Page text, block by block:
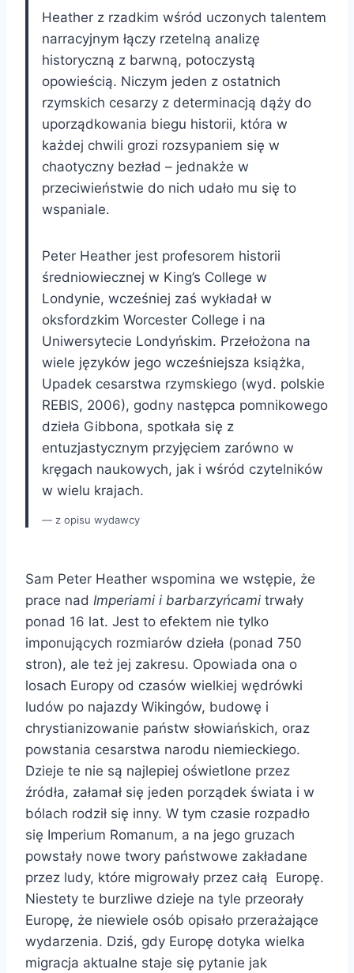
Heather z rzadkim wśród uczonych talentem
narracyjnym łączy rzetelną analizę
historyczną z barwną, potoczystą
opowieścią. Niczym jeden z ostatnich
rzymskich cesarzy z determinacją dąży do
uporządkowania biegu historii, która w
każdej chwili grozi rozsypaniem się w
chaotyczny bezład – jednakże w
przeciwieństwie do nich udało mu się to
wspaniale.
Peter Heather jest profesorem historii
średniowiecznej w King’s College w
Londynie, wcześniej zaś wykładał w
oksfordzkim Worcester College i na
Uniwersytecie Londyńskim. Przełożona na
wiele języków jego wcześniejsza książka,
Upadek cesarstwa rzymskiego (wyd. polskie
REBIS, 2006), godny następca pomnikowego
dzieła Gibbona, spotkała się z
entuzjastycznym przyjęciem zarówno w
kręgach naukowych, jak i wśród czytelników
w wielu krajach.
z opisu wydawcy
Sam Peter Heather wspomina we wstępie, że
prace nad Imperiami i barbarzyńcami trwały
ponad 16 lat. Jest to efektem nie tylko
imponujących rozmiarów dzieła (ponad 750
stron), ale też jej zakresu. Opowiada ona o
losach Europy od czasów wielkiej wędrówki
ludów po najazdy Wikingów, budowę i
chrystianizowanie państw słowiańskich, oraz
powstania cesarstwa narodu niemieckiego.
Dzieje te nie są najlepiej oświetlone przez
źródła, załamał się jeden porządek świata i w
bólach rodził się inny. W tym czasie rozpadło
się Imperium Romanum, a na jego gruzach
powstały nowe twory państwowe zakładane
przez ludy, które migrowały przez całą Europę.
Niestety te burzliwe dzieje na tyle przeorały
Europę, że niewiele osób opisało przerażające
wydarzenia. Dziś, gdy Europę dotyka wielka
migracja aktualne staje się pytanie jak